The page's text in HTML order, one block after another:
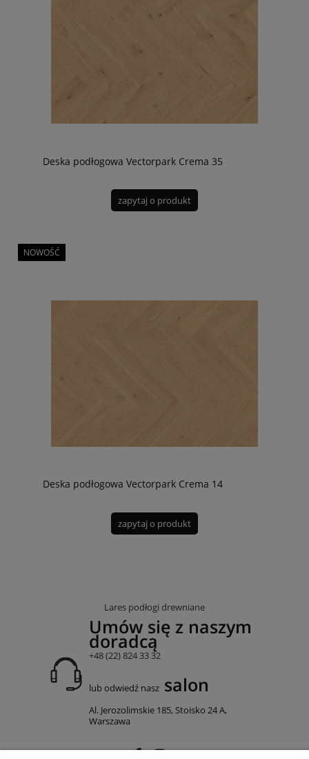
Deska podłogowa Vectorpark Crema 35
zapytaj o produkt
Deska podłogowa Vectorpark Crema 14
zapytaj o produkt
NOWOŚĆ
Lares podłogi drewniane
Umów się z naszym
doradcą
+48 (22) 824 33 32
lub odwiedź nasz salon
Al. Jerozolimskie 185, Stoisko 24 A,
Warszawa